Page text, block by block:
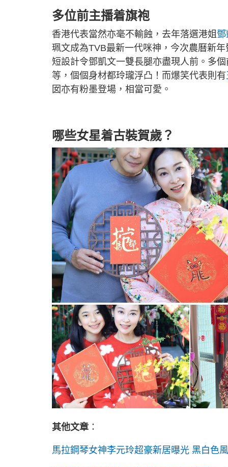
多位前主播着旗袍
香港代表當然亦毫不輸蝕，去年落選港姐鄧
珮文成為TVB最新一代咪神，今次農曆新
短設計令鄧凱文一雙長腿亦盡現人前。多
等，個個身材都玲瓏浮凸！而爆笑代表則有
囡亦有粉墨登場，相當可愛。
哪些女星着古裝賀歲？
其他文章 ：
馬拉鋼琴女神李元玲超豪新居曝光 黑白色